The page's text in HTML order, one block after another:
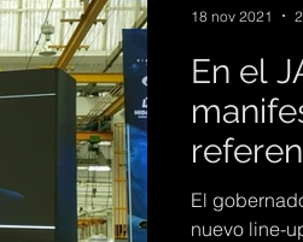
En el
El
nuevo line-
18 nov 2021